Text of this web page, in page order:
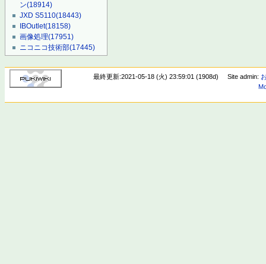
ン(18914)
JXD S5110(18443)
IBOutlet(18158)
画像処理(17951)
ニコニコ技術部(17445)
最終更新:2021-05-18 (火) 23:59:01 (1908d) Site admin: